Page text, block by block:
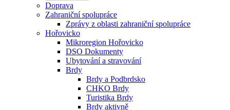
Doprava
Zahraniční spolupráce
Zprávy z oblasti zahraniční spolupráce
Hořovicko
Mikroregion Hořovicko
DSO Dokumenty
Ubytování a stravování
Brdy
Brdy a Podbrdsko
CHKO Brdy
Turistika Brdy
Brdy aktivně